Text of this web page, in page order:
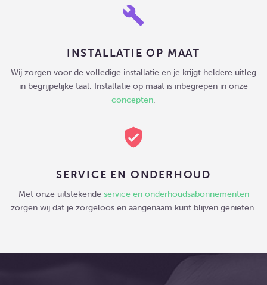
build
INSTALLATIE OP MAAT
Wij zorgen voor de volledige installatie en je krijgt heldere uitleg
in begrijpelijke taal. Installatie op maat is inbegrepen in onze
concepten.
verified_user
SERVICE EN ONDERHOUD
Met onze uitstekende service en onderhoudsabonnementen
zorgen wij dat je zorgeloos en aangenaam kunt blijven genieten.